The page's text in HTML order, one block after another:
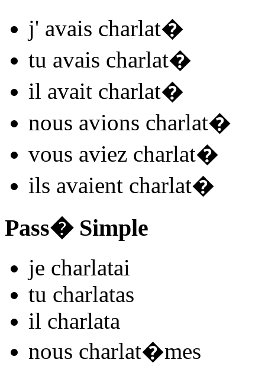
j' avais charlat�
tu avais charlat�
il avait charlat�
nous avions charlat�
vous aviez charlat�
ils avaient charlat�
Pass� Simple
je charlatai
tu charlatas
il charlata
nous charlat�mes